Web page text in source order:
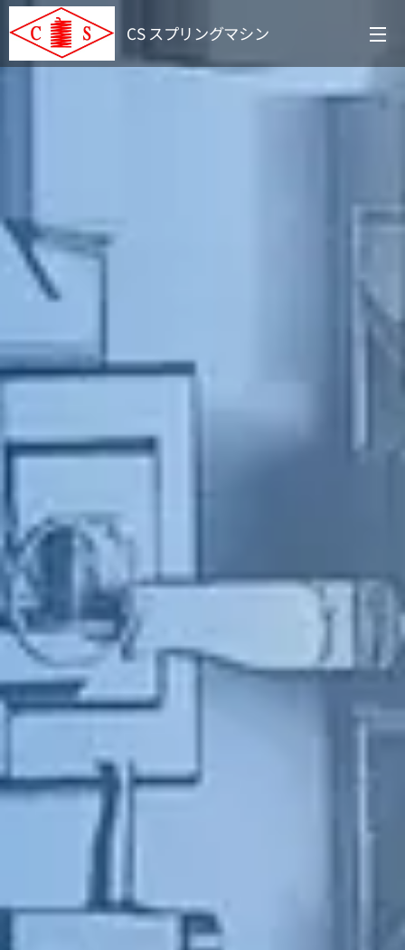
CS スプリングマシン